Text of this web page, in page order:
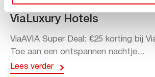
ViaAVIA Super Deal: 20%
ViaLuxury Hotels
ViaAVIA Super Deal: €25 korting bij
Toe aan een ontspannen nachtje...
Lees verder